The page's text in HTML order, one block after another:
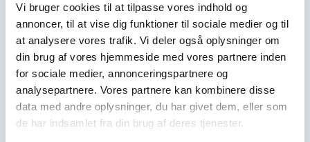
Vi bruger cookies til at tilpasse vores indhold og
annoncer, til at vise dig funktioner til sociale medier og til
at analysere vores trafik. Vi deler også oplysninger om
din brug af vores hjemmeside med vores partnere inden
for sociale medier, annonceringspartnere og
analysepartnere. Vores partnere kan kombinere disse
data med andre oplysninger, du har givet dem, eller som
de har indsamlet fra din brug af deres tjenester.
Spejdere/spejdergruppen/FDF’ere, m.fl.
Kontor
Tjenpengeogstoet.dk
Ejby Industrivej 91
DK – 2600 Glostrup
CVR: 19347508